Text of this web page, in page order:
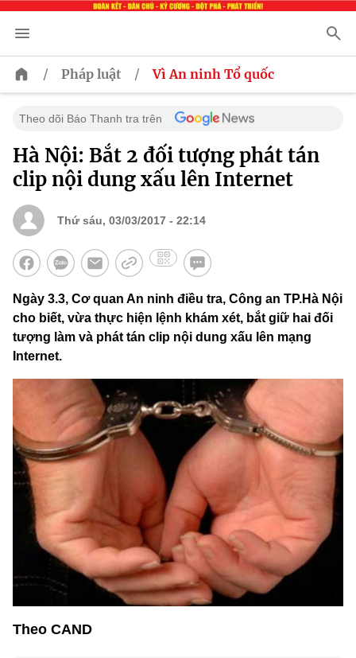
/ Pháp luật / Vì An ninh Tổ quốc
Theo dõi Báo Thanh tra trên
Hà Nội: Bắt 2 đối tượng phát tán
clip nội dung xấu lên Internet
Thứ sáu, 03/03/2017 - 22:14
Ngày 3.3, Cơ quan An ninh điều tra, Công an TP.Hà Nội
cho biết, vừa thực hiện lệnh khám xét, bắt giữ hai đối
tượng làm và phát tán clip nội dung xấu lên mạng
Internet.
Theo CAND